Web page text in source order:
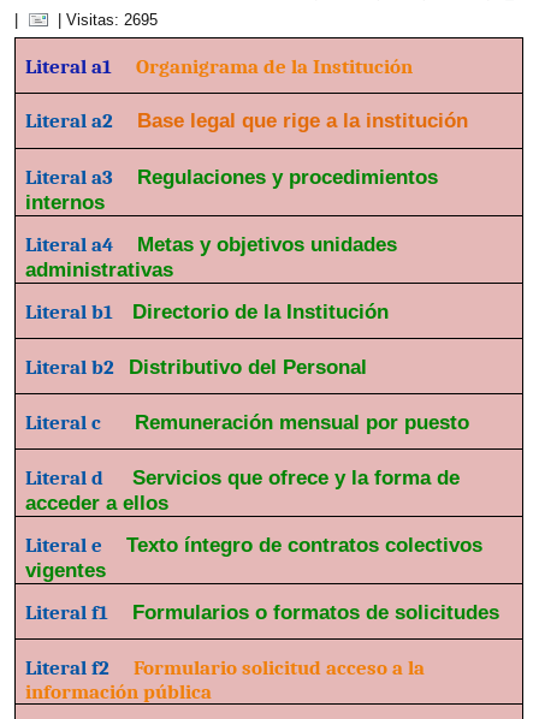
|
| Visitas: 2695
Literal a1 Organigrama de la Institución
Literal a2 Base legal que rige a la institución
Literal a3
Regulaciones y procedimientos
internos
Literal a4
Metas y objetivos unidades
administrativas
Literal b1
Directorio de la Institución
Literal b2 Distributivo del Personal
Literal c Remuneración mensual por puesto
Literal d
Servicios que ofrece y la forma de
acceder a ellos
Literal e
Texto íntegro de contratos colectivos
vigentes
Literal f1
Formularios o formatos de solicitudes
Literal f2Formulario solicitud acceso a la
información pública